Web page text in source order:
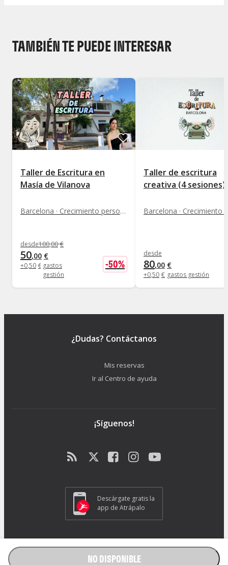
NO DISPONIBLE
TAMBIÉN TE PUEDE INTERESAR
Taller de Escritura en
Masía de Vilanova
Barcelona · Crecimiento personal
desde100,00 €
50,00 €
+0,50 € gastos
gestión
-50%
Taller de escritura
creativa (4 sesiones)
desde
80,00 €
+0,50 € gastos gestión
¿Dudas? Contáctanos
Mis reservas
Ir al Centro de ayuda
¡Síguenos!
Descárgate gratis la
app de Atrápalo